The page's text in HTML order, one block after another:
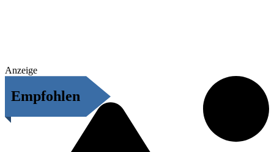
Anzeige
Empfohlen